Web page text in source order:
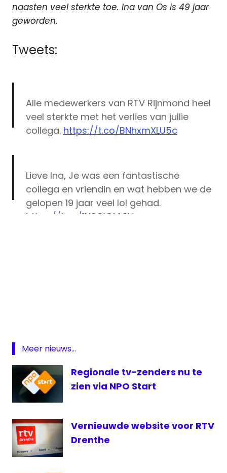
naasten veel sterkte toe. Ina van Os is 49 jaar
geworden.
Tweets:
Alle medewerkers van RTV Rijnmond heel
veel sterkte met het verlies van jullie
collega. https://t.co/BNhxmXLU5c
March 9, 2016
Lieve Ina, Je was een fantastische
collega en vriendin en wat hebben we de
gelopen 19 jaar veel lol gehad.
https://t.co/1U3CIQtA3N
RTV
Rijnmond
Stads TV
Rotterdam
Meer nieuws...
Regionale tv-zenders nu te
zien via NPO Start
Vernieuwde website voor RTV
Drenthe